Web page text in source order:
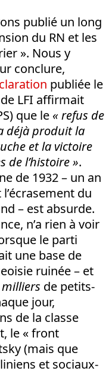
publié un long
du RN et les
». Nous y
conclure,
publiée le
LFI affirmait
que le « refus de
déjà produit la
et la victoire
de l’histoire ».
de 1932 – un an
du
– est absurde.
n’a rien à voir
le parti
une base de
ruinée – et
de petits-
jour,
de la classe
le « front
(mais que
et sociaux-